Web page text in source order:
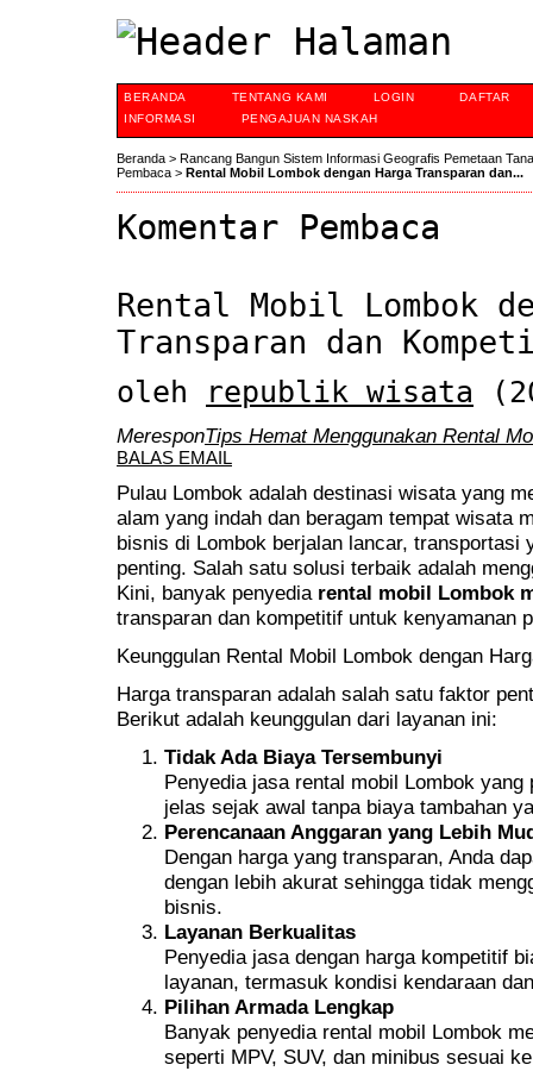
BERANDA TENTANG KAMI LOGIN
DAFTAR
INFORMASI
PENGAJUAN NASKAH
Beranda > Rancang Bangun Sistem Informasi Geografis Pemetaan
Pembaca > Rental Mobil Lombok dengan Harga Transparan dan...
Komentar Pembaca
Rental Mobil Lombok
Transparan dan
oleh republik wisata
MeresponTips Hemat Menggunakan Rental
BALAS EMAIL
Pulau Lombok adalah destinasi wisata yang
alam yang indah dan beragam tempat wisata
bisnis di Lombok berjalan lancar, transportasi
penting. Salah satu solusi terbaik adalah
Kini, banyak penyedia rental mobil Lombok
transparan dan kompetitif untuk kenyamanan
Keunggulan Rental Mobil Lombok dengan
Harga transparan adalah salah satu faktor
Berikut adalah keunggulan dari layanan ini:
Tidak Ada Biaya Tersembunyi
Penyedia jasa rental mobil Lombok
jelas sejak awal tanpa biaya tambahan
Perencanaan Anggaran yang Lebih
Dengan harga yang transparan, Anda
dengan lebih akurat sehingga tidak
bisnis.
Layanan Berkualitas
Penyedia jasa dengan harga kompetitif
layanan, termasuk kondisi kendaraan
Pilihan Armada Lengkap
Banyak penyedia rental mobil Lombok
seperti MPV, SUV, dan minibus sesuai